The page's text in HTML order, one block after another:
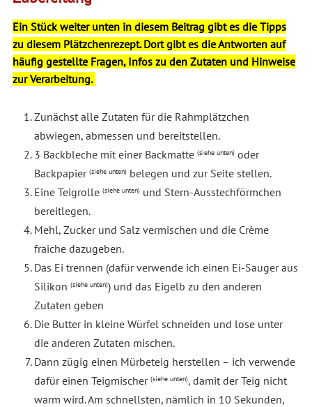
Ein Stück weiter unten in diesem Beitrag gibt es die Tipps
zu diesem Plätzchenrezept. Dort gibt es die Antworten auf
häufig gestellte Fragen, Infos zu den Zutaten und Hinweise
zur Verarbeitung.
Zunächst alle Zutaten für die Rahmplätzchen
abwiegen, abmessen und bereitstellen.
3 Backbleche mit einer Backmatte (siehe unten)oder
Backpapier (siehe unten)belegen und zur Seite stellen.
Eine Teigrolle (siehe unten)und Stern-Ausstechförmchen
bereitlegen.
Mehl, Zucker und Salz vermischen und die Crème
fraîche dazugeben.
Das Ei trennen (dafür verwende ich einen Ei-Sauger aus
Silikon (siehe unten)) und das Eigelb zu den anderen
Zutaten geben
Die Butter in kleine Würfel schneiden und lose unter
die anderen Zutaten mischen.
Dann zügig einen Mürbeteig herstellen – ich verwende
dafür einen Teigmischer (siehe unten), damit der Teig nicht
warm wird. Am schnellsten, nämlich in 10 Sekunden,